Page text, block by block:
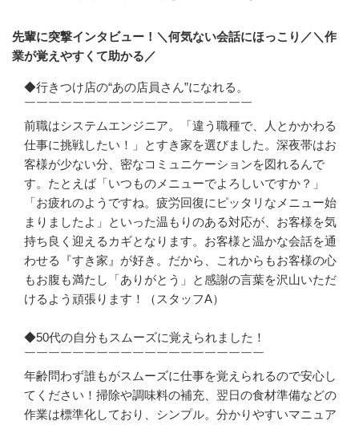
先輩に突撃インタビュー！＼何気ない会話にほっこり／＼作
業が覚えやすくて助かる／
◆行きつけ店の“あの店員さん”になれる。
￣￣￣￣￣￣￣￣￣￣￣￣￣￣￣￣￣￣￣
前職はシステムエンジニア。「違う職種で、人とかかわる
仕事に挑戦したい！」とすき家を選びました。深夜帯はお
客様が少ない分、密なコミュニケーションを図れるんで
す。たとえば「いつものメニューでよろしいですか？」
「お疲れのようですね。疲労回復にピッタリなメニュー始
まりましたよ」といった温もりのある対応が、お客様を気
持ち良く迎えるカギとなります。お客様と温かな会話を通
わせる『すき家』が好き。だから、これからもお客様の心
もお腹も満たし「ありがとう」と感謝の言葉を沢山いただ
けるよう頑張ります！（スタッフA）
◆50代の自分もスムーズに覚えられました！
￣￣￣￣￣￣￣￣￣￣￣￣￣￣￣￣￣￣￣￣
年齢問わず誰もがスムーズに仕事を覚えられるので安心し
てください！掃除や調味料の補充、翌日の食材準備などの
作業は標準化しており、シンプル。分かりやすいマニュア